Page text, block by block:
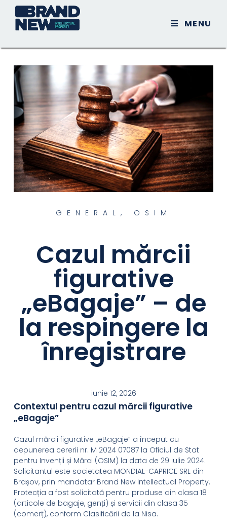
MENU
GENERAL , OSIM
Cazul mărcii
figurative
„eBagaje” – de
la respingere la
înregistrare
iunie 12, 2026
Contextul pentru cazul mărcii figurative
„eBagaje”
Cazul mărcii figurative „eBagaje” a început cu
depunerea cererii nr. M 2024 07087 la Oficiul de Stat
pentru Invenții și Mărci (OSIM) la data de 29 iulie 2024.
Solicitantul este societatea MONDIAL-CAPRICE SRL din
Brașov, prin mandatar Brand New Intellectual Property.
Protecția a fost solicitată pentru produse din clasa 18
(articole de bagaje, genți) și servicii din clasa 35
(comerț), conform Clasificării de la Nisa.